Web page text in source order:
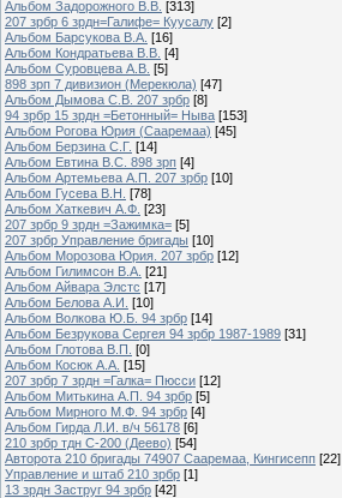
Альбом Задорожного В.В. [313]
207 зрбр 6 зрдн=Галифе= Куусалу [2]
Альбом Барсукова В.А. [16]
Альбом Кондратьева В.В. [4]
Альбом Суровцева А.В. [5]
898 зрп 7 дивизион (Мерекюла) [47]
Альбом Дымова С.В. 207 зрбр [8]
94 зрбр 15 зрдн =Бетонный= Ныва [153]
Альбом Рогова Юрия (Сааремаа) [45]
Альбом Берзина С.Г. [14]
Альбом Евтина В.С. 898 зрп [4]
Альбом Артемьева А.П. 207 зрбр [10]
Альбом Гусева В.Н. [78]
Альбом Хаткевич А.Ф. [23]
207 зрбр 9 зрдн =Зажимка= [5]
207 зрбр Управление бригады [10]
Альбом Морозова Юрия. 207 зрбр [12]
Альбом Гилимсон В.А. [21]
Альбом Айвара Элстс [17]
Альбом Белова А.И. [10]
Альбом Волкова Ю.Б. 94 зрбр [14]
Альбом Безрукова Сергея 94 зрбр 1987-1989 [31]
Альбом Глотова В.П. [0]
Альбом Косюк А.А. [15]
207 зрбр 7 зрдн =Галка= Пюсси [12]
Альбом Митькина А.П. 94 зрбр [5]
Альбом Мирного М.Ф. 94 зрбр [4]
Альбом Гирда Л.И. в/ч 56178 [6]
210 зрбр тдн С-200 (Деево) [54]
Авторота 210 бригады 74907 Сааремаа, Кингисепп [22]
Управление и штаб 210 зрбр [1]
13 зрдн Заструг 94 зрбр [42]